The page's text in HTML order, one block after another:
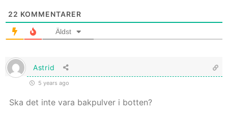
22 KOMMENTARER
Äldst
Astrid
5 years ago
Ska det inte vara bakpulver i botten?